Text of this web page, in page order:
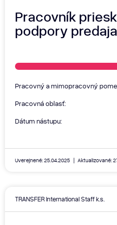
Pracovník
podpory predaja
Pracovný a mimopracovný
Pracovná oblasť:
Dátum nástupu:
Uverejnené: 25.04.2025 Aktualizované:
TRANSFER International Staff k.s.